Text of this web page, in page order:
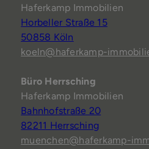
Haferkamp Immobilien
Horbeller Straße 15
50858 Köln
koeln@haferkamp-
Büro Herrsching
Haferkamp Immobilien
Bahnhofstraße 20
82211 Herrsching
muenchen@haferkamp-